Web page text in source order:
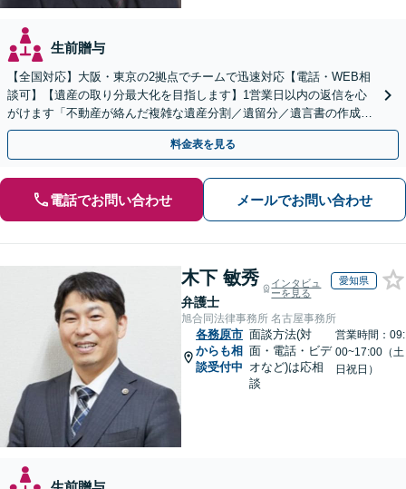
生前贈与
【全国対応】大阪・東京の2拠点でチームで迅速対応【電話・WEB相
談可】【遺産の取り分最大化を目指します】1営業日以内の返信を心
がけます「不動産が絡んだ複雑な遺産分割／遺留分／遺言書の作成・
執行／事業承継など、お任せください」【休日相談あり】
料金表を見る
電話でお問い合わせ メールでお問い合わせ
木下 敏秀
弁護士
インタビュ
ーを見る
愛知県
旭合同法律事務所 名古屋事務所
各務原市
からも相
談受付中
面談方法(対
面・電話・ビデ
オなど)は応相
談
営業時間：09:
00~17:00（土
日祝日）